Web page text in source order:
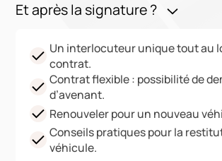
Et après la signature ?
Un interlocuteur unique tout au
contrat.
Contrat flexible : possibilité de
d’avenant.
Renouveler pour un nouveau
Conseils pratiques pour la
véhicule.